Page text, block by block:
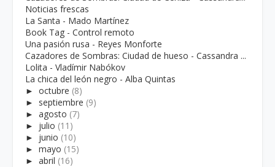
Noticias frescas
La Santa - Mado Martínez
Book Tag - Control remoto
Una pasión rusa - Reyes Monforte
Cazadores de Sombras: Ciudad de hueso - Cassandra ...
Lolita - Vladímir Nabókov
La chica del león negro - Alba Quintas
► octubre (8)
► septiembre (9)
► agosto (7)
► julio (11)
► junio (10)
► mayo (15)
► abril (16)